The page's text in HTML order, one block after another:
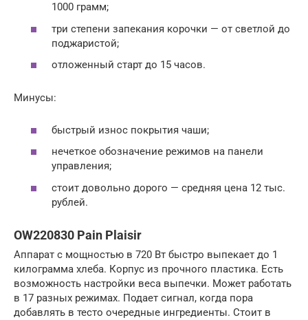
1000 грамм;
три степени запекания корочки — от светлой до
поджаристой;
отложенный старт до 15 часов.
Минусы:
быстрый износ покрытия чаши;
нечеткое обозначение режимов на панели
управления;
стоит довольно дорого — средняя цена 12 тыс.
рублей.
OW220830 Pain Plaisir
Аппарат с мощностью в 720 Вт быстро выпекает до 1
килограмма хлеба. Корпус из прочного пластика. Есть
возможность настройки веса выпечки. Может работать
в 17 разных режимах. Подает сигнал, когда пора
добавлять в тесто очередные ингредиенты. Стоит в